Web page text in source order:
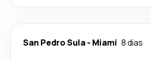
San Pedro Sula- Miami 8 dias